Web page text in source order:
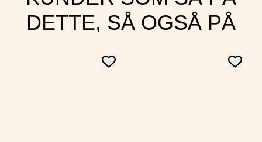
DETTE, SÅ OGSÅ PÅ